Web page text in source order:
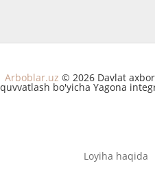
Arboblar.uz © 2026 Davlat
quvvatlash bo'yicha Yagona
Loyiha haqida